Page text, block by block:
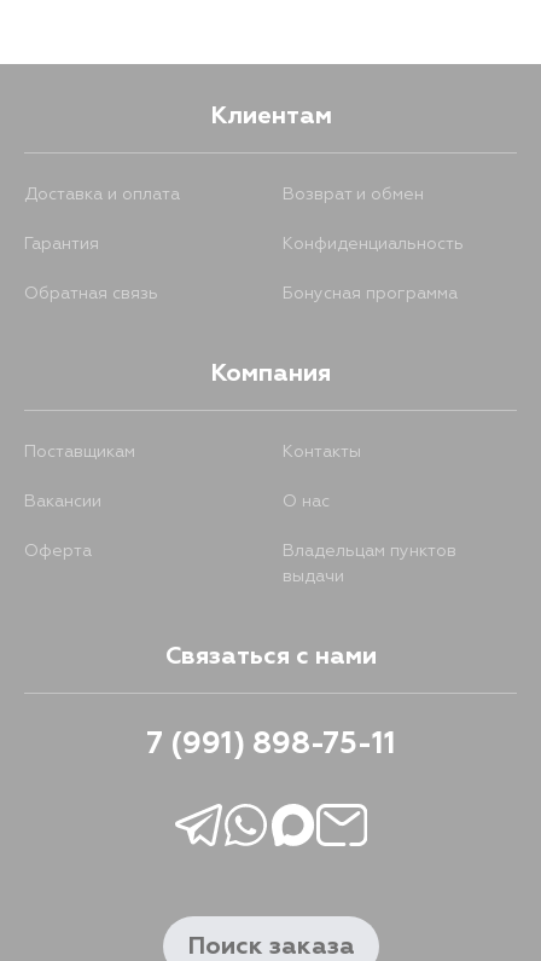
Клиентам
Доставка и оплата Возврат и обмен
Гарантия Конфиденциальность
Обратная связь Бонусная программа
Компания
Поставщикам Контакты
Вакансии О нас
Оферта
Владельцам пунктов
выдачи
Связаться с нами
7 (991) 898-75-11
Поиск заказа